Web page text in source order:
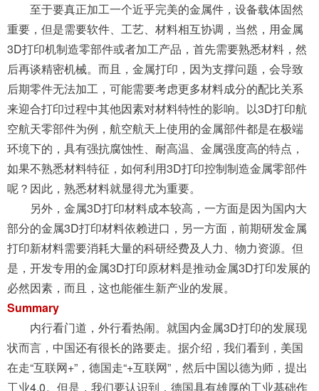
至于要真正加工一个近乎完美的金属件，设备载体固然
重要，但是需要软件、工艺、材料相互协调，当然，用金属
3D打印机制造零部件或者加工产品，首先需要熟悉材料，然
后再谈精密机械。而且，金属打印，因为支撑问题，会导致
后期零件无法加工，可能需要考虑更多材料成分的配比关系
来迎合打印过程中其他因素对材料特性的影响。以3D打印航
空航天零部件为例，航空航天上使用的金属部件都是在极端
环境下的，具有强抗腐蚀性、耐高温、金属强度高的特点，
如果不熟悉材料特征，如何利用3D打印控制制造金属零部件
呢？因此，熟悉材料就显得尤为重要。
另外，金属3D打印材料成本较高，一方面是因为国内大
部分的金属3D打印材料依赖进口，另一方面，前期研发金属
打印新材料需要消耗大量的科研经费及人力、物力资源。但
是，开发专用的金属3D打印原材料是推动金属3D打印发展的
必然因素，而且，这也能催生新产业的发展。
Summary
内行看门道，外行看热闹。就国内金属3D打印的发展现
状而言，中国还有很长的路要走。据介绍，我们看到，美国
在走“互联网+”，德国走“+互联网”，然后中国以德为师，提出
工业4.0。但是，我们要认识到，德国具有雄厚的工业基础作